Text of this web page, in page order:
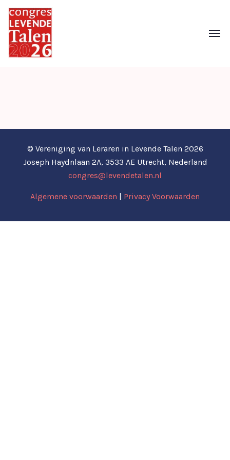
© Vereniging van Leraren in Levende Talen 2026
Joseph Haydnlaan 2A, 3533 AE Utrecht, Nederland
congres@levendetalen.nl
Algemene voorwaarden | Privacy Voorwaarden